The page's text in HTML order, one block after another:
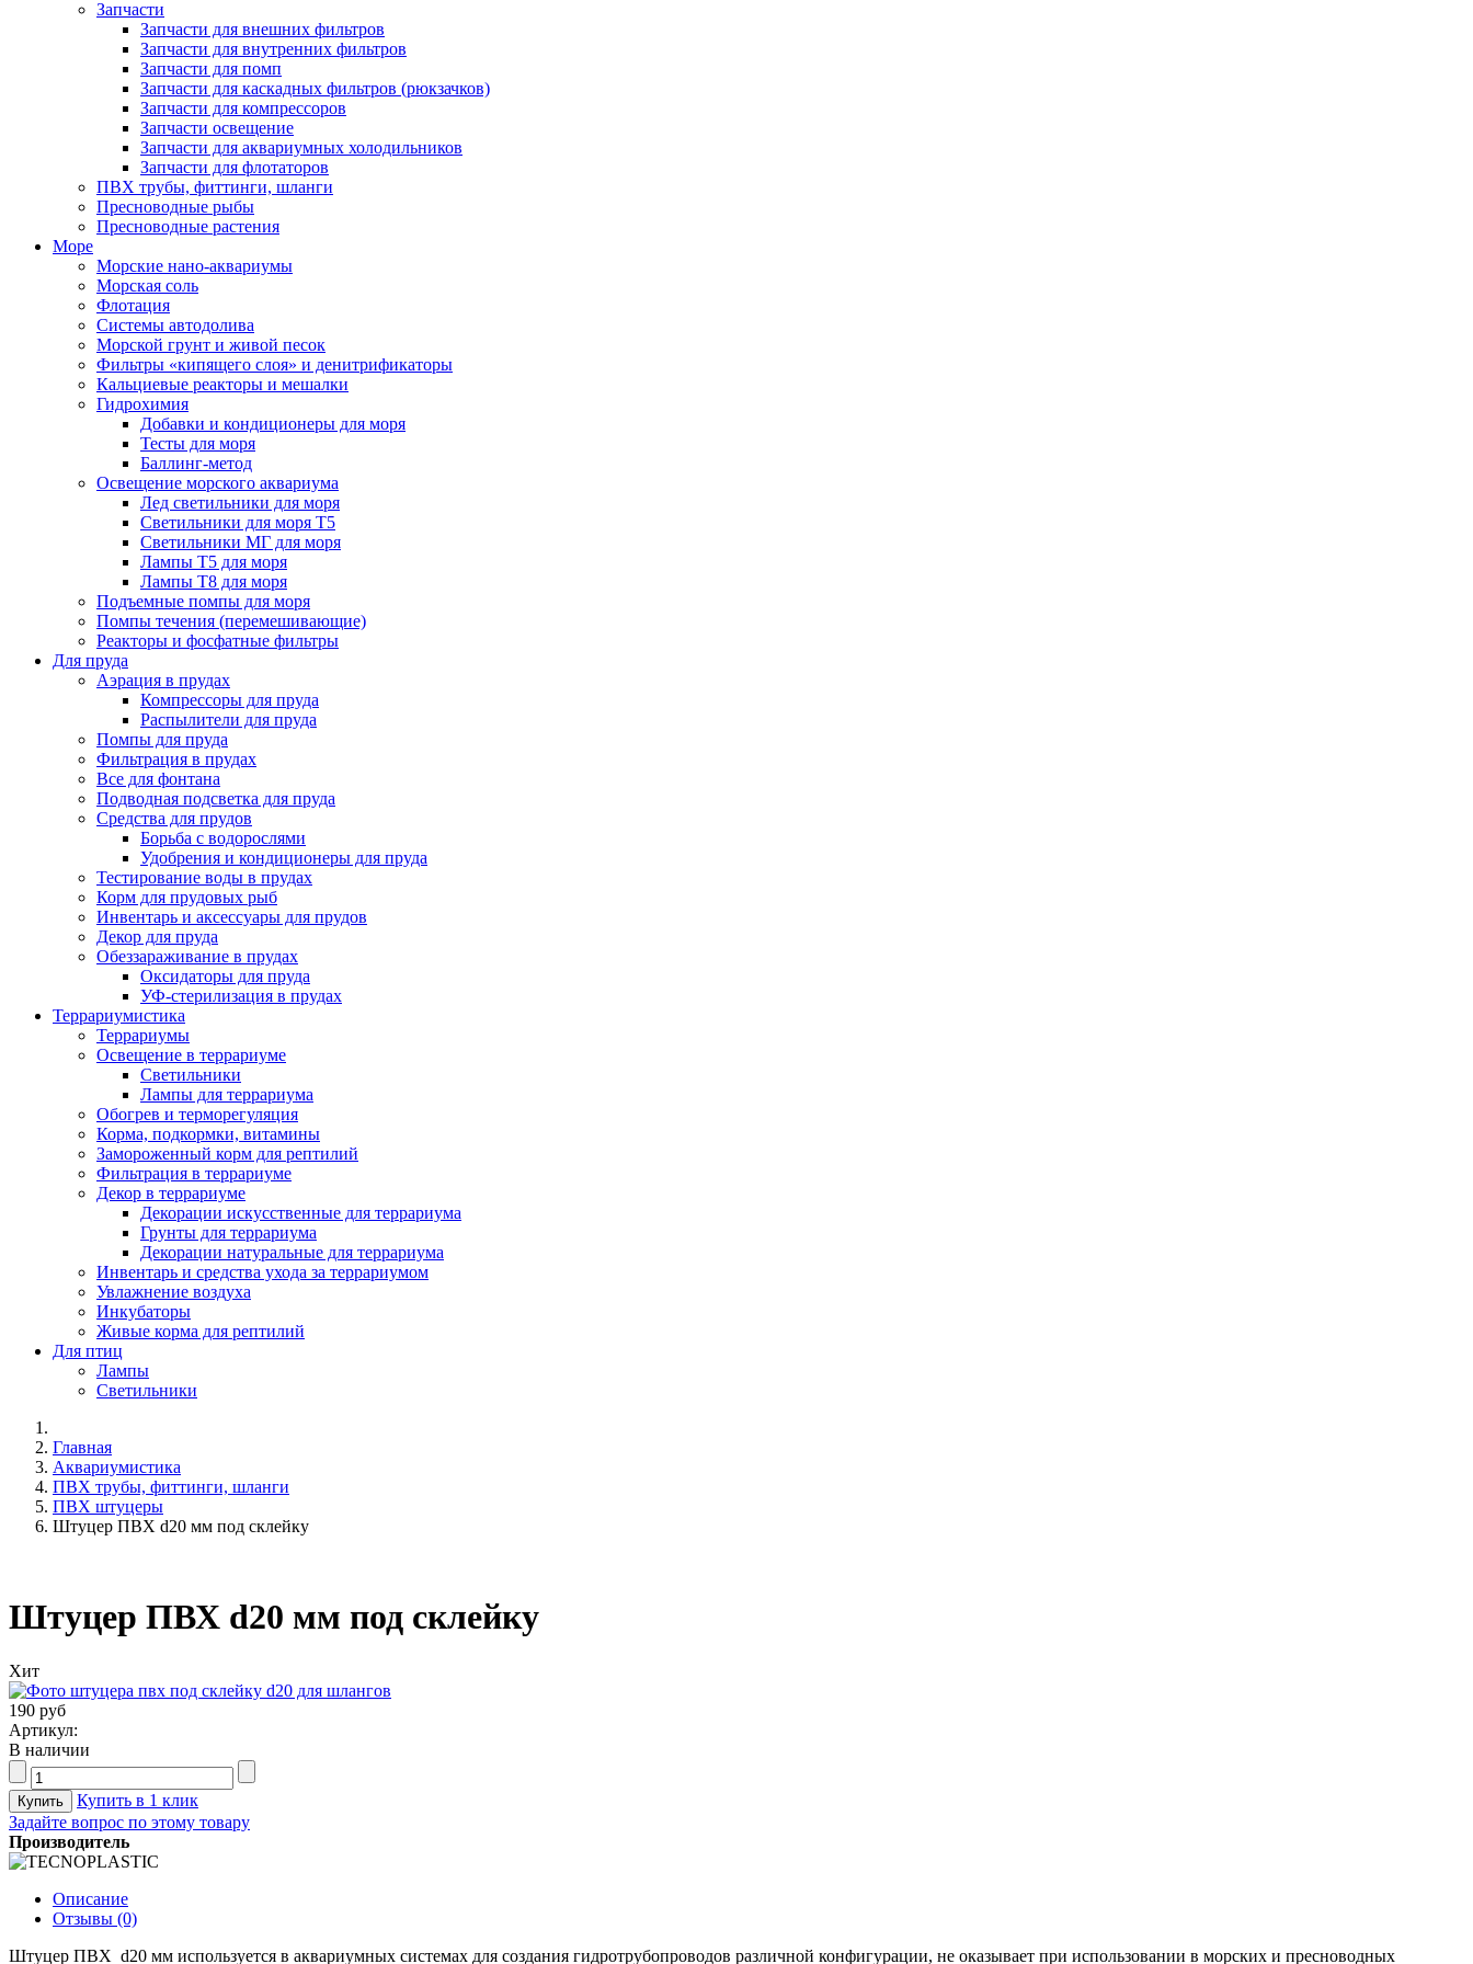
Запчасти
Запчасти для внешних фильтров
Запчасти для внутренних фильтров
Запчасти для помп
Запчасти для каскадных фильтров (рюкзачков)
Запчасти для компрессоров
Запчасти освещение
Запчасти для аквариумных холодильников
Запчасти для флотаторов
ПВХ трубы, фиттинги, шланги
Пресноводные рыбы
Пресноводные растения
Море
Морские нано-аквариумы
Морская соль
Флотация
Системы автодолива
Морской грунт и живой песок
Фильтры «кипящего слоя» и денитрификаторы
Кальциевые реакторы и мешалки
Гидрохимия
Добавки и кондиционеры для моря
Тесты для моря
Баллинг-метод
Освещение морского аквариума
Лед светильники для моря
Светильники для моря Т5
Светильники МГ для моря
Лампы Т5 для моря
Лампы Т8 для моря
Подъемные помпы для моря
Помпы течения (перемешивающие)
Реакторы и фосфатные фильтры
Для пруда
Аэрация в прудах
Компрессоры для пруда
Распылители для пруда
Помпы для пруда
Фильтрация в прудах
Все для фонтана
Подводная подсветка для пруда
Средства для прудов
Борьба с водорослями
Удобрения и кондиционеры для пруда
Тестирование воды в прудах
Корм для прудовых рыб
Инвентарь и аксессуары для прудов
Декор для пруда
Обеззараживание в прудах
Оксидаторы для пруда
УФ-стерилизация в прудах
Террариумистика
Террариумы
Освещение в террариуме
Светильники
Лампы для террариума
Обогрев и терморегуляция
Корма, подкормки, витамины
Замороженный корм для рептилий
Фильтрация в террариуме
Декор в террариуме
Декорации искусственные для террариума
Грунты для террариума
Декорации натуральные для террариума
Инвентарь и средства ухода за террариумом
Увлажнение воздуха
Инкубаторы
Живые корма для рептилий
Для птиц
Лампы
Светильники
Главная
Аквариумистика
ПВХ трубы, фиттинги, шланги
ПВХ штуцеры
Штуцер ПВХ d20 мм под склейку
Штуцер ПВХ d20 мм под склейку
Хит
190 руб
Артикул:
В наличии
Купить в 1 клик
Задайте вопрос по этому товару
Производитель
Описание
Отзывы (0)
Штуцер ПВХ d20 мм используется в аквариумных системах для создания гидротрубопроводов различной конфигурации, не оказывает при использовании в морских и пресноводных